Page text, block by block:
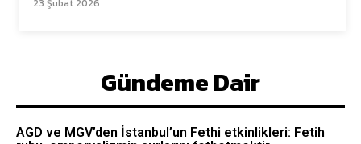
Gündeme Dair
AGD ve MGV’den İstanbul’un Fethi etkinlikleri: Fetih